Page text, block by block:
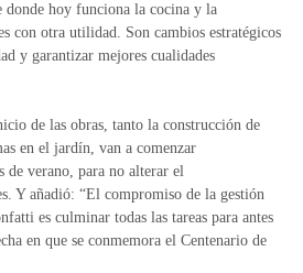
donde hoy funciona la cocina y la
con otra utilidad. Son cambios estratégicos
y garantizar mejores cualidades
de las obras, tanto la construcción de
en el jardín, van a comenzar
de verano, para no alterar el
Y añadió: “El compromiso de la gestión
es culminar todas las tareas para antes
en que se conmemora el Centenario de